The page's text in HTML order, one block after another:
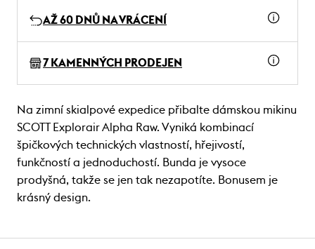
AŽ 60 DNŮ NA VRÁCENÍ
7 KAMENNÝCH PRODEJEN
Na zimní skialpové expedice přibalte dámskou mikinu
SCOTT Explorair Alpha Raw. Vyniká kombinací
špičkových technických vlastností, hřejivostí,
funkčností a jednoduchostí. Bunda je vysoce
prodyšná, takže se jen tak nezapotíte. Bonusem je
krásný design.